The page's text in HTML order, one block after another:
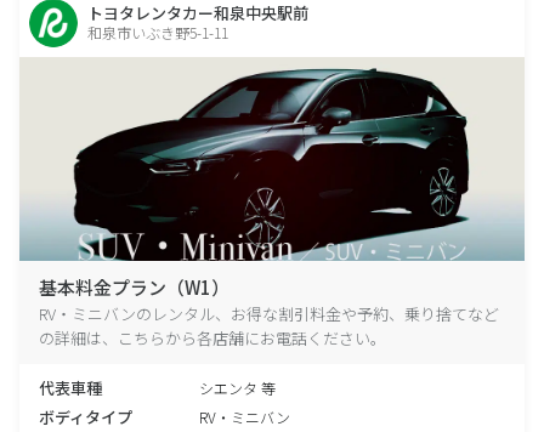
トヨタレンタカー和泉中央駅前
和泉市いぶき野5-1-11
基本料金プラン（W1）
RV・ミニバンのレンタル、お得な割引料金や予約、乗り捨てなど
の詳細は、こちらから各店舗にお電話ください。
代表車種 シエンタ 等
ボディタイプ RV・ミニバン